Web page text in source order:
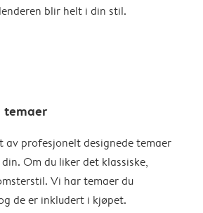
blir helt i din stil.
temaer
av profesjonelt designede temaer
Om du liker det klassiske,
Vi har temaer du
de er inkludert i kjøpet.